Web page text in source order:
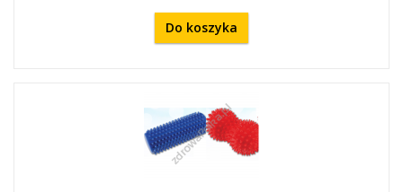
Do koszyka